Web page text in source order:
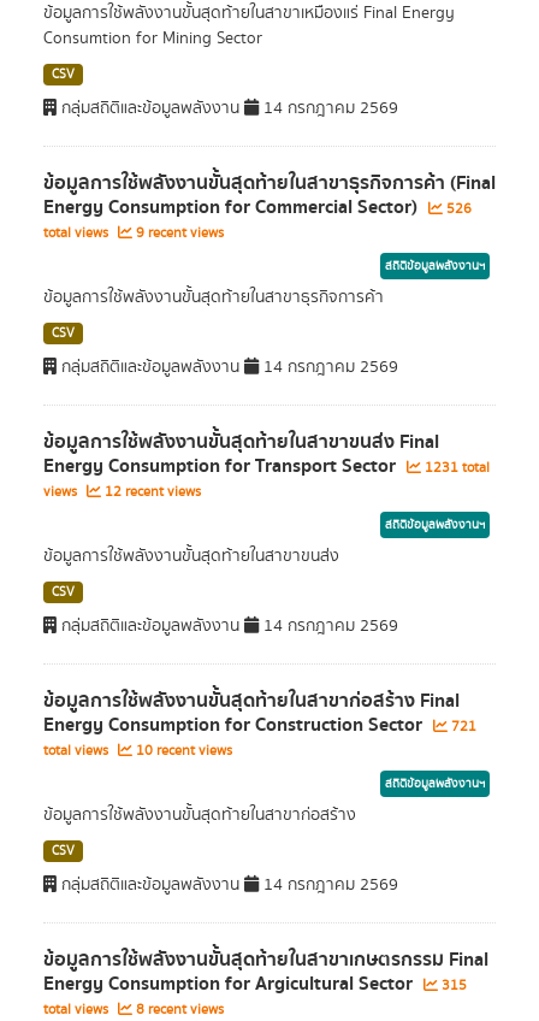
ข้อมูลการใช้พลังงานขั้นสุดท้ายในสาขาเหมืองแร่ Final Energy
Consumtion for Mining Sector
CSV
กลุ่มสถิติและข้อมูลพลังงาน 14 กรกฎาคม 2569
ข้อมูลการใช้พลังงานขั้นสุดท้ายในสาขาธุรกิจการค้า (Final
Energy Consumption for Commercial Sector)
526
total views
9 recent views
สถิติข้อมูลพลังงานฯ
ข้อมูลการใช้พลังงานขั้นสุดท้ายในสาขาธุรกิจการค้า
CSV
กลุ่มสถิติและข้อมูลพลังงาน 14 กรกฎาคม 2569
ข้อมูลการใช้พลังงานขั้นสุดท้ายในสาขาขนส่ง Final
Energy Consumption for Transport Sector
1231 total
views
12 recent views
สถิติข้อมูลพลังงานฯ
ข้อมูลการใช้พลังงานขั้นสุดท้ายในสาขาขนส่ง
CSV
กลุ่มสถิติและข้อมูลพลังงาน 14 กรกฎาคม 2569
ข้อมูลการใช้พลังงานขั้นสุดท้ายในสาขาก่อสร้าง Final
Energy Consumption for Construction Sector
721
total views
10 recent views
สถิติข้อมูลพลังงานฯ
ข้อมูลการใช้พลังงานขั้นสุดท้ายในสาขาก่อสร้าง
CSV
กลุ่มสถิติและข้อมูลพลังงาน 14 กรกฎาคม 2569
ข้อมูลการใช้พลังงานขั้นสุดท้ายในสาขาเกษตรกรรม Final
Energy Consumption for Argicultural Sector
315
total views
8 recent views